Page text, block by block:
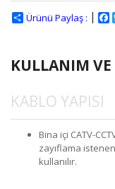
Ürünü Paylaş :
KULLANIM VE
KABLO YAPISI
Bina içi CATV-
zayıflama
kullanılır.